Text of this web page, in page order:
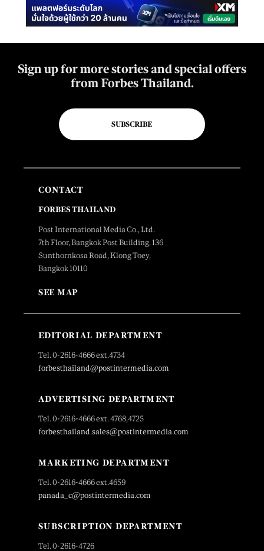
Sign up for more stories and special offers
from Forbes Thailand.
SUBSCRIBE
CONTACT
FORBES THAILAND
Post International Media Co., Ltd.
7th Floor, Bangkok Post Building, 136
Sunthornkosa Road, Klong Toey,
Bangkok 10110
SEE MAP
EDITORIAL DEPARTMENT
Tel. 0-2616-4666 ext.4734
forbesthailand@postintermedia.com
ADVERTISING DEPARTMENT
Tel. 0-2616-4666 ext. 4768,4725
forbesthailand.sales@postintermedia.com
MARKETING DEPARTMENT
Tel. 0-2616-4666 ext.4659
panada_c@postintermedia.com
SUBSCRIPTION DEPARTMENT
Tel. 0-2616-4726